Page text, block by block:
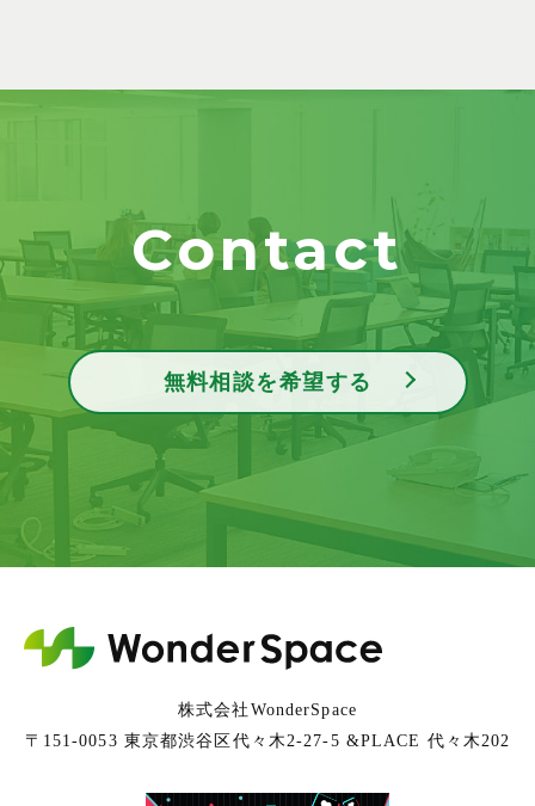
Contact
無料相談を希望する
株式会社WonderSpace
〒151-0053 東京都渋谷区代々木2-27-5 &PLACE 代々木202